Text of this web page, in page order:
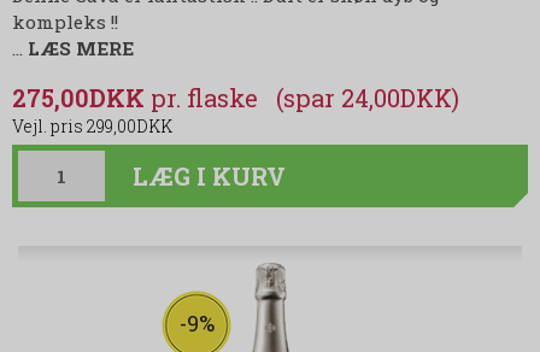
kompleks !!
LÆS MERE
275,00DKK
299,00DKK
(spar 24,00DKK)
LÆG I KURV
-9%